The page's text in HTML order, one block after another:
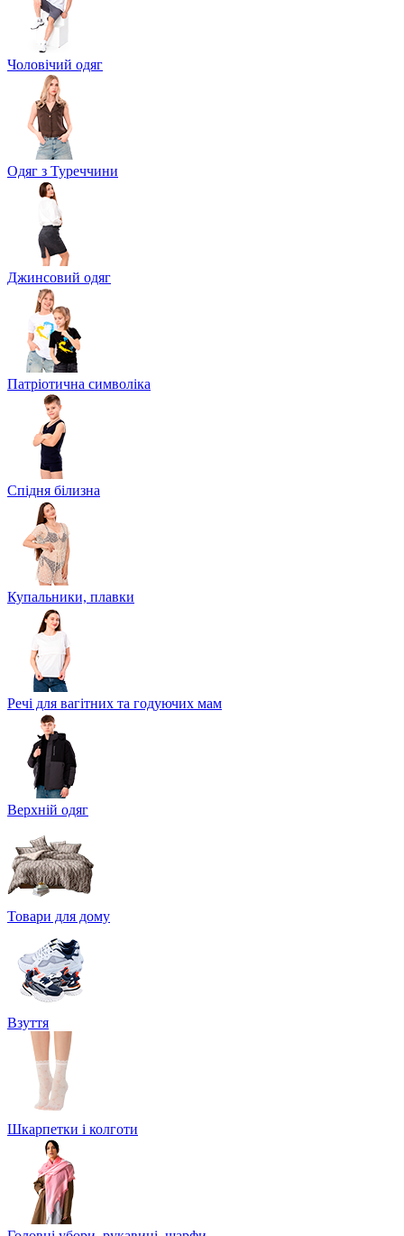
Чоловічий одяг
Одяг з Туреччини
Джинсовий одяг
Патріотична символіка
Спідня білизна
Купальники, плавки
Речі для вагітних та годуючих мам
Верхній одяг
Товари для дому
Взуття
Шкарпетки і колготи